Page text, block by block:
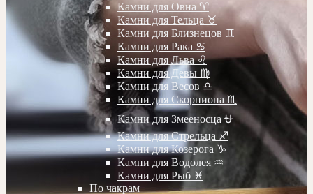
Камни для Овна ♈️
Камни для Тельца ♉️
Камни для Близнецов ♊️
Камни для Рака ♋️
Камни для Льва ♌️
Камни для Девы ♍️
Камни для Весов ♎️
Камни для Скорпиона ♏️
Камни для Змееносца ⛎
Камни для Стрельца ♐️
Камни для Козерога ♑️
Камни для Водолея ♒️
Камни для Рыб ♓️
По чакрам